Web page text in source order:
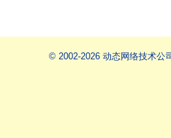
© 2002-2026 动态网络技术公